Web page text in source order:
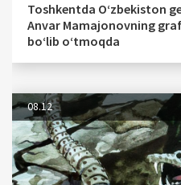
Toshkentda O‘zbekiston
Anvar Mamajonovning
bo‘lib o‘tmoqda
08.12